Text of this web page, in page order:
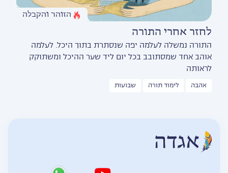
הזוהר והקבלה
לחזר אחרי התורה
התורה נמשלה לעלמה יפה שנסתרת בתוך היכל. לעלמה
אוהב אחד שמסתובב בכל יום ליד שער ההיכל ומשתוקק
לראותה
אהבה לימוד תורה שבועות